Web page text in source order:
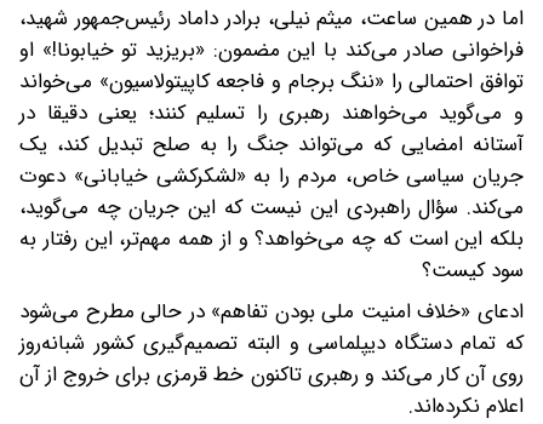
اما در همین ساعت، میثم نیلی، برادر داماد رئیس‌جمهور شهید،
فراخوانی صادر می‌کند با این مضمون: «بریزید تو خیابونا!» او
توافق احتمالی را «ننگ برجام و فاجعه کاپیتولاسیون» می‌خواند
و می‌گوید می‌خواهند رهبری را تسلیم کنند؛ یعنی دقیقا در
آستانه‌‌ امضایی که می‌تواند جنگ را به صلح تبدیل کند، یک
جریان سیاسی خاص، مردم را به «لشکرکشی خیابانی» دعوت
می‌کند. سؤال راهبردی این نیست که این جریان چه می‌گوید،
بلکه این است که چه می‌خواهد؟ و از همه مهم‌تر، این رفتار به
سود کیست؟
ادعای «خلاف امنیت ملی بودن تفاهم» در حالی مطرح می‌شود
که تمام دستگاه دیپلماسی و البته تصمیم‌گیری کشور شبانه‌روز
روی آن کار می‌کند و رهبری تاکنون خط قرمزی برای خروج از آن
اعلام نکرده‌اند.